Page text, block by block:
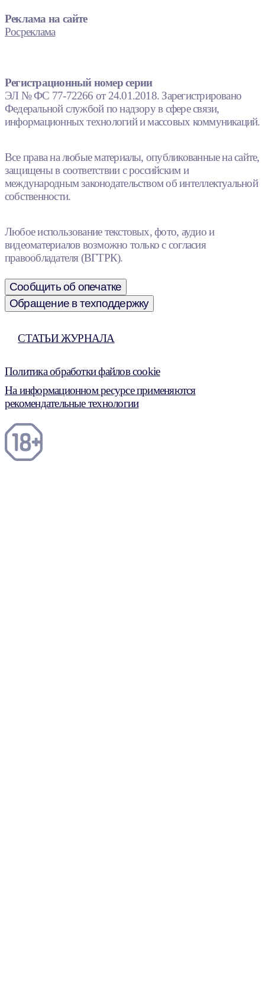
Реклама на сайте
Росреклама
Регистрационный номер серии
ЭЛ № ФС 77-72266 от 24.01.2018. Зарегистрировано
Федеральной службой по надзору в сфере связи,
информационных технологий и массовых коммуникаций.
Все права на любые материалы, опубликованные на сайте,
защищены в соответствии с российским и
международным законодательством об интеллектуальной
собственности.
Любое использование текстовых, фото, аудио и
видеоматериалов возможно только с согласия
правообладателя (ВГТРК).
Сообщить об опечатке
Обращение в техподдержку
СТАТЬИ ЖУРНАЛА
Политика обработки файлов cookie
На информационном ресурсе применяются
рекомендательные технологии